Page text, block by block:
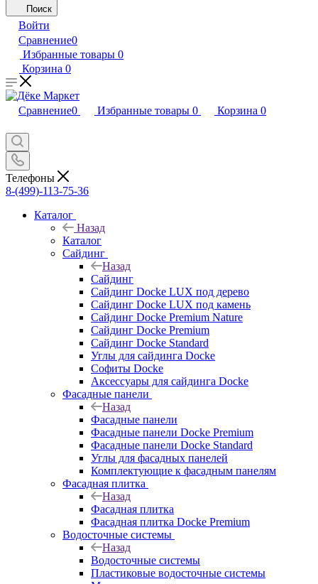
Поиск
Войти
Сравнение0
Избранные товары 0
Корзина 0
Сравнение0 Избранные товары 0 Корзина 0
Телефоны
8-(499)-113-75-36
Каталог
Назад
Каталог
Сайдинг
Назад
Сайдинг
Сайдинг Docke LUX под дерево
Сайдинг Docke LUX под камень
Сайдинг Docke Premium Nature
Сайдинг Docke Premium
Сайдинг Docke Standard
Углы для сайдинга Docke
Софиты Docke
Аксессуары для сайдинга Docke
Фасадные панели
Назад
Фасадные панели
Фасадные панели Docke Premium
Фасадные панели Docke Standard
Углы для фасадных панелей
Комплектующие к фасадным панелям
Фасадная плитка
Назад
Фасадная плитка
Фасадная плитка Docke Premium
Водосточные системы
Назад
Водосточные системы
Пластиковые водосточные системы